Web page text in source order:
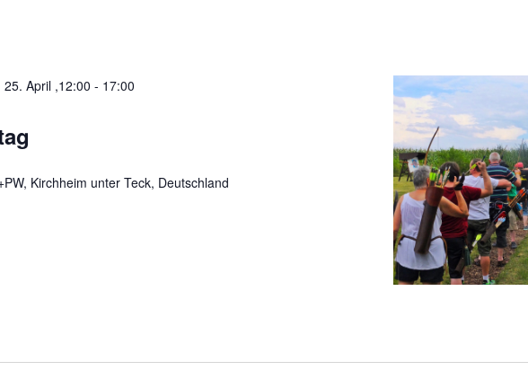
25. April ,12:00 - 17:00
Kirchheim unter Teck, Deutschland